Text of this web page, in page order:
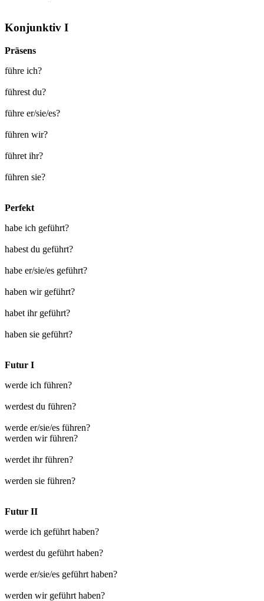
Konjunktiv I
Präsens
führe ich?
führest du?
führe er/sie/es?
führen wir?
führet ihr?
führen sie?
Perfekt
habe ich geführt?
habest du geführt?
habe er/sie/es geführt?
haben wir geführt?
habet ihr geführt?
haben sie geführt?
Futur I
werde ich führen?
werdest du führen?
werde er/sie/es führen?
werden wir führen?
werdet ihr führen?
werden sie führen?
Futur II
werde ich geführt haben?
werdest du geführt haben?
werde er/sie/es geführt haben?
werden wir geführt haben?